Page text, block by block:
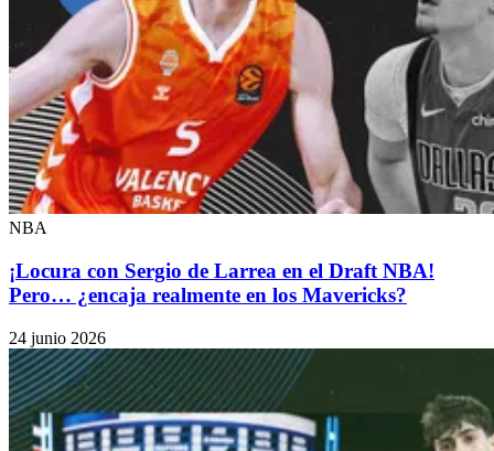
NBA
¡Locura con Sergio de Larrea en el Draft NBA!
Pero… ¿encaja realmente en los Mavericks?
24 junio 2026